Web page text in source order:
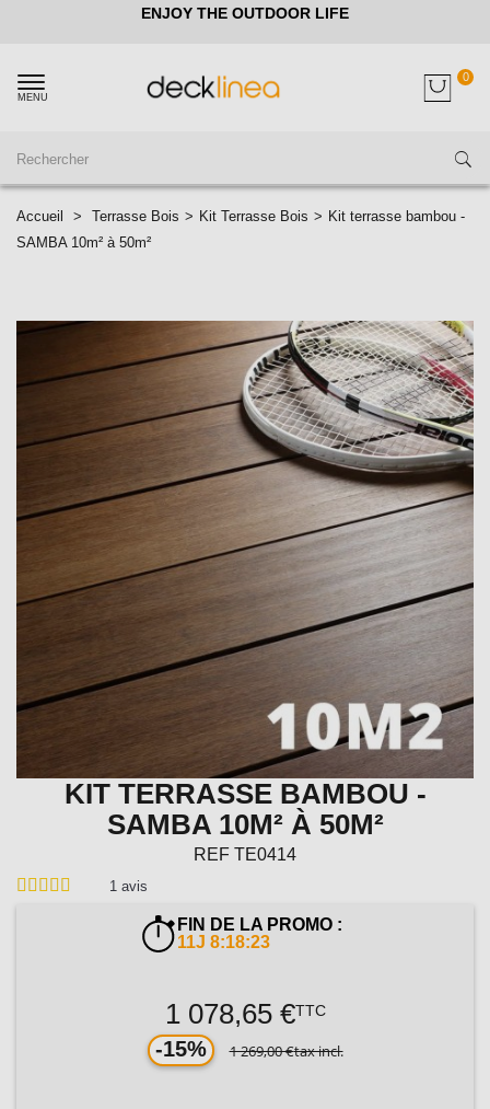
ENJOY THE OUTDOOR LIFE
MENU
0
Accueil > Terrasse Bois > Kit Terrasse Bois > Kit terrasse bambou -
SAMBA 10m² à 50m²
KIT TERRASSE BAMBOU -
SAMBA 10M² À 50M²
REF TE0414
1 avis
FIN DE LA PROMO :
11J 8:18:21
1 078,65 €TTC
-15% 1 269,00 €tax incl.